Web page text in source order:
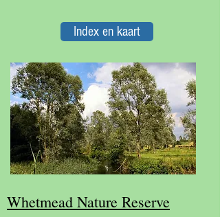
Whetmead Nature Reserve
Index en kaart